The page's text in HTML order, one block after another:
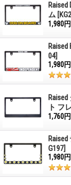
ム
1,980円
04]
1,980円
ト フ
1,760円
G197]
1,980円